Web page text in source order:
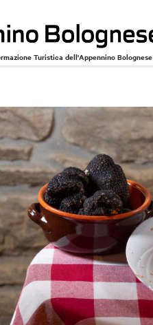
Turistica dell'Appennino Bolognese